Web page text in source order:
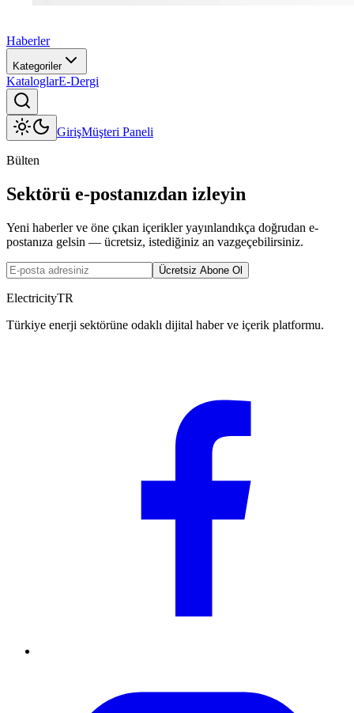
Haberler
Kategoriler
KataloglarE-Dergi
GirişMüşteri Paneli
Bülten
Sektörü e-postanızdan izleyin
Yeni haberler ve öne çıkan içerikler yayınlandıkça doğrudan e-
postanıza gelsin — ücretsiz, istediğiniz an vazgeçebilirsiniz.
Ücretsiz Abone Ol
ElectricityTR
Türkiye enerji sektörüne odaklı dijital haber ve içerik platformu.